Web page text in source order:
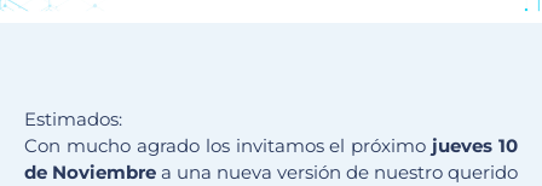
Estimados:
Con mucho agrado los invitamos el próximo jueves 10
de Noviembre a una nueva versión de nuestro querido